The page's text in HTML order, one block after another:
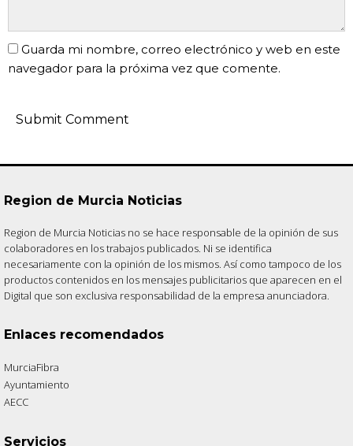
Guarda mi nombre, correo electrónico y web en este
navegador para la próxima vez que comente.
Region de Murcia Noticias
Region de Murcia Noticias no se hace responsable de la opinión de sus
colaboradores en los trabajos publicados. Ni se identifica
necesariamente con la opinión de los mismos. Así como tampoco de los
productos contenidos en los mensajes publicitarios que aparecen en el
Digital que son exclusiva responsabilidad de la empresa anunciadora.
Enlaces recomendados
MurciaFibra
Ayuntamiento
AECC
Servicios